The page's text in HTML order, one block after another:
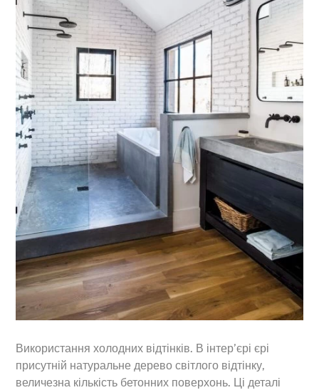
Використання холодних відтінків. В інтер’єрі єрі
присутній натуральне дерево світлого відтінку,
величезна кількість бетонних поверхонь. Ці деталі